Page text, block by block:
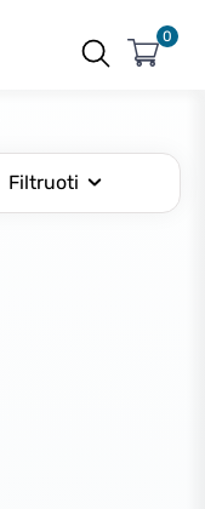
0
Filtruoti